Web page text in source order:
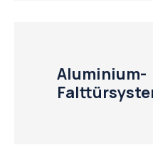
Aluminium-